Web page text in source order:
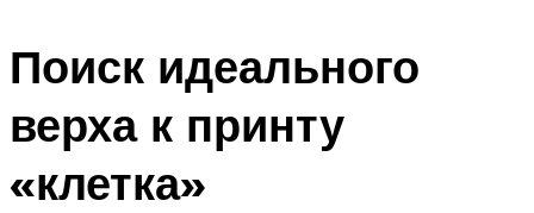
Поиск идеального
верха к принту
«клетка»